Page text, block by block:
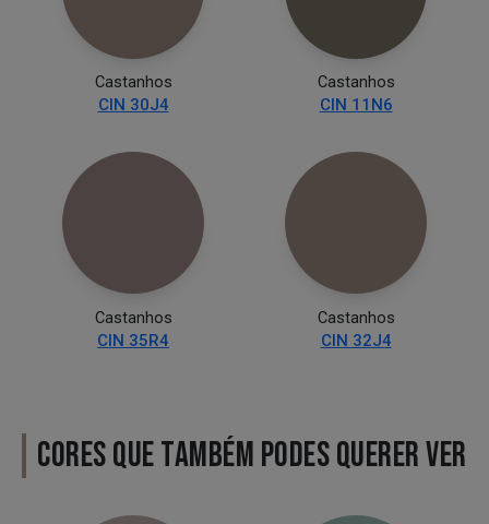
Castanhos
CIN 30J4
Castanhos
CIN 11N6
Castanhos
CIN 35R4
Castanhos
CIN 32J4
CORES QUE TAMBÉM PODES QUERER VER